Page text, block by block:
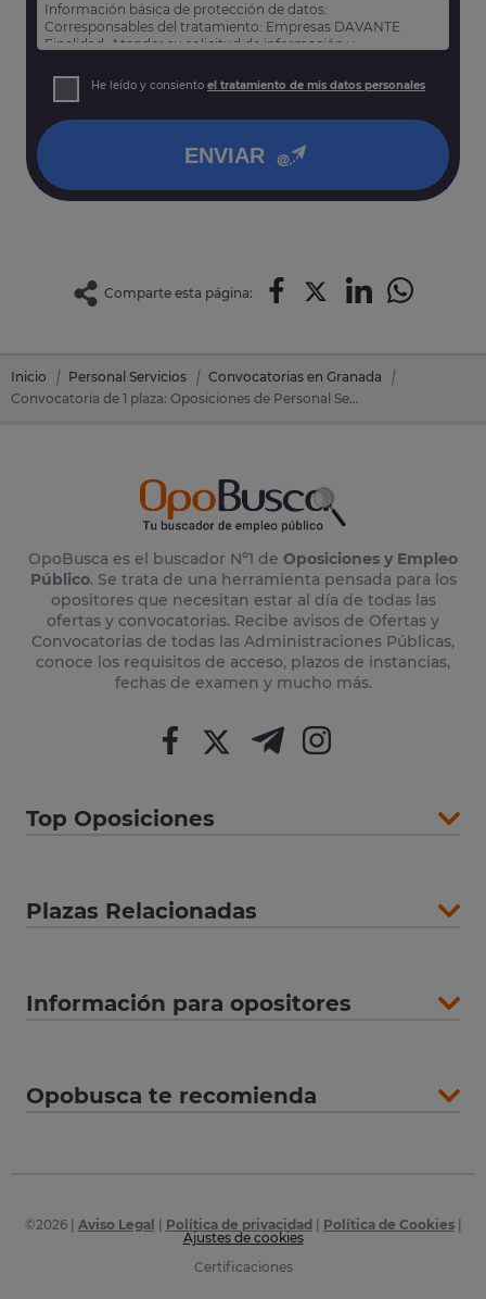
Información básica de protección de datos:
Corresponsables del tratamiento: Empresas DAVANTE
Finalidad: Atender su solicitud de información y
Derechos: Puede acceder, rectificar y suprimir sus datos,
así como otros derechos tal y como se explica en nuestra
He leído y consiento el tratamiento de mis datos personales
ENVIAR
Comparte esta página:
Inicio Personal Servicios
Convocatorias en Granada
Convocatoria de 1 plaza: Oposiciones de Personal Servicios en Illora (Granada)
OpoBusca es el buscador Nº1 de Oposiciones y Empleo
Público. Se trata de una herramienta pensada para los
opositores que necesitan estar al día de todas las
ofertas y convocatorias. Recibe avisos de Ofertas y
Convocatorias de todas las Administraciones Públicas,
conoce los requisitos de acceso, plazos de instancias,
fechas de examen y mucho más.
Top Oposiciones
Plazas Relacionadas
Información para opositores
Opobusca te recomienda
©2026| Aviso Legal Política de privacidad Política de Cookies|
Ajustes de cookies
Certificaciones